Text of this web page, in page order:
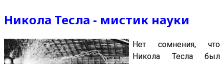
Никола Тесла - мистик науки
Нет сомнения, что
Никола Тесла был